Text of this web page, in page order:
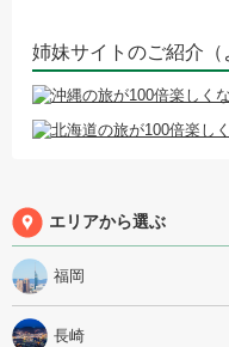
姉妹サイトのご紹介（
エリアから選ぶ
福岡
長崎